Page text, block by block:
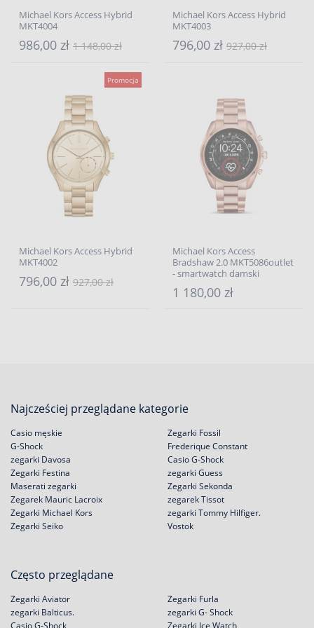
Michael Kors Access Hybrid
MKT4004
986,00 zł 1 148,00 zł
Michael Kors Access Hybrid
MKT4003
796,00 zł 927,00 zł
Promocja
Michael Kors Access Hybrid
MKT4002
796,00 zł 927,00 zł
Michael Kors Access
Bradshaw 2.0 MKT5086outlet
- smartwatch damski
1 180,00 zł
Najcześciej przeglądane kategorie
Casio męskie
G-Shock
zegarki Davosa
Zegarki Festina
Zegarki Fossil
Frederique Constant
Casio G-Shock
zegarki Guess
Maserati zegarki
Zegarek Mauric Lacroix
Zegarki Michael Kors
Zegarki Seiko
Zegarki Sekonda
zegarek Tissot
zegarki Tommy Hilfiger.
Vostok
Często przeglądane
Zegarki Aviator
zegarki Balticus.
Casio G-Shock
Zegarki Furla
zegarki G- Shock
Zegarki Ice Watch